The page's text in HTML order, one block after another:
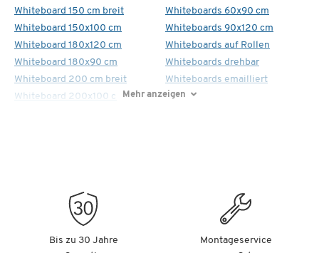
Whiteboard 150 cm breit
Whiteboard 150x100 cm
Whiteboard 180x120 cm
Whiteboard 180x90 cm
Whiteboard 200 cm breit
Whiteboard 200x100 cm
Whiteboards 60x90 cm
Whiteboards 90x120 cm
Whiteboards auf Rollen
Whiteboards drehbar
Whiteboards emailliert
Mehr anzeigen
Bis zu 30 Jahre
Montageservice